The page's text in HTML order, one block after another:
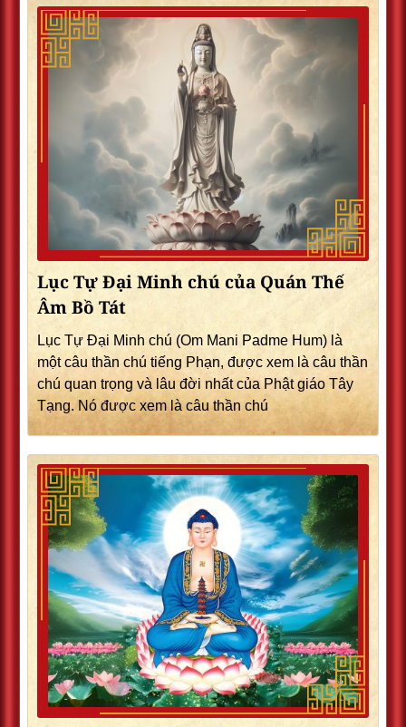
Lục Tự Đại Minh chú của Quán Thế
Âm Bồ Tát
Lục Tự Đại Minh chú (Om Mani Padme Hum) là
một câu thần chú tiếng Phạn, được xem là câu thần
chú quan trọng và lâu đời nhất của Phật giáo Tây
Tạng. Nó được xem là câu thần chú